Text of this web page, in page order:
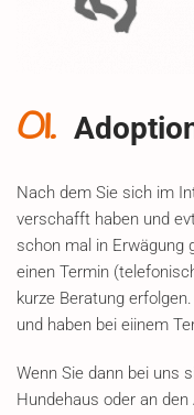
01.
Nach dem Sie sich im
verschafft haben und
schon mal in Erwägung
einen Termin
kurze Beratung
und haben bei eiinem
Wenn Sie dann bei uns
Hundehaus oder an